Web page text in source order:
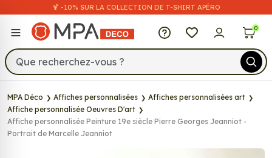
🍹 -10% SUR LA COLLECTION DE T-SHIRT APÉRO
MPA Déco 0
MPA Déco Affiches personnalisées
Affiches personnalisées art
Affiche personnalisée Oeuvres D'art
Affiche personnalisée Peinture 19e siècle Pierre Georges Jeanniot -
Portrait de Marcelle Jeanniot